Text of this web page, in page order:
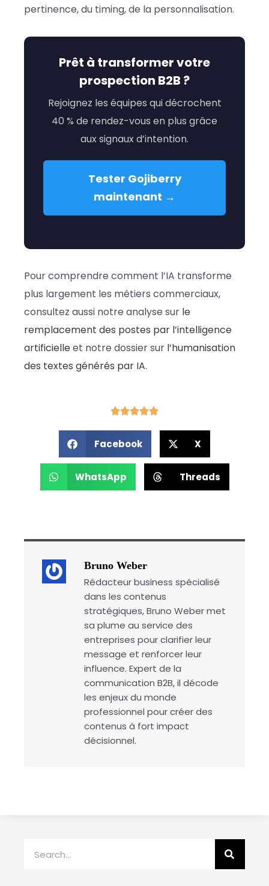
pertinence, du timing, de la personnalisation.
Prêt à transformer votre
prospection B2B ?
Rejoignez les équipes qui décrochent
40 % de rendez-vous en plus grâce
aux signaux d’intention.
Tester Gojiberry
maintenant →
Pour comprendre comment l’IA transforme
plus largement les métiers commerciaux,
consultez aussi notre analyse sur le
remplacement des postes par l’intelligence
artificielleet notre dossier sur l’humanisation
des textes générés par IA.
Facebook X
WhatsApp Threads
Bruno Weber
Rédacteur business spécialisé
dans les contenus
stratégiques, Bruno Weber met
sa plume au service des
entreprises pour clarifier leur
message et renforcer leur
influence. Expert de la
communication B2B, il décode
les enjeux du monde
professionnel pour créer des
contenus à fort impact
décisionnel.